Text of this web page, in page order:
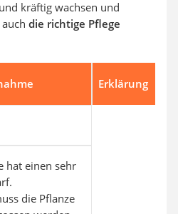
kräftig wachsen und
die richtige Pflege
Erklärung
hat einen sehr
die Pflanze